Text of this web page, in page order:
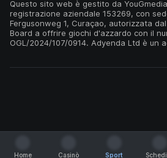
Questo sito web è gestito da
registrazione aziendale 153269, con
Fergusonweg 1, Curaçao, autorizzata
Board a offrire giochi d'azzardo con il
OGL/2024/107/0914. Adyenda Ltd è un
Home Casinò Sport